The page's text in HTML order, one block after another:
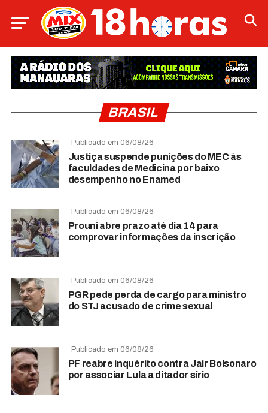
BRASIL
Publicado em 06/08/26
Justiça suspende punições do MEC às
faculdades de Medicina por baixo
desempenho no Enamed
Publicado em 06/08/26
Prouni abre prazo até dia 14 para
comprovar informações da inscrição
Publicado em 06/08/26
PGR pede perda de cargo para ministro
do STJ acusado de crime sexual
Publicado em 06/08/26
PF reabre inquérito contra Jair Bolsonaro
por associar Lula a ditador sírio